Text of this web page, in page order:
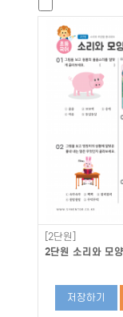
[2단원]
2단원 소리와 모
저장하기